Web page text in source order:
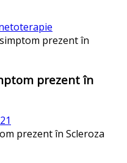
prezent în
prezent în